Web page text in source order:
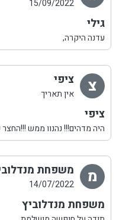
15/09/2022
גילי
עדנה היקרה,
נהננו מאוד והילדים התאהבו
צ ציפי
אין תאריך
ציפי
היה מדהים!!! נהנוו ממש
שרות מעולה!!! נקי ומטופח!!
נחזור שוב
מ משפחת
14/07/2022
משפחת מנדלוביץ